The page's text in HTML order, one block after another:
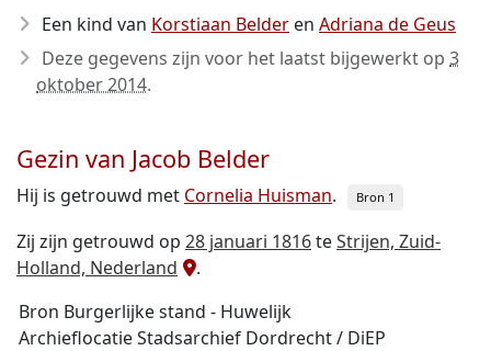
Een kind van Korstiaan Belder en Adriana de Geus
Deze gegevens zijn voor het laatst bijgewerkt op 3
oktober 2014.
Gezin van Jacob Belder
Hij is getrouwd met Cornelia Huisman. Bron 1
Zij zijn getrouwd op 28 januari 1816teStrijen, Zuid-
Holland, Nederland
.
Bron Burgerlijke stand - Huwelijk
Archieflocatie Stadsarchief Dordrecht / DiEP